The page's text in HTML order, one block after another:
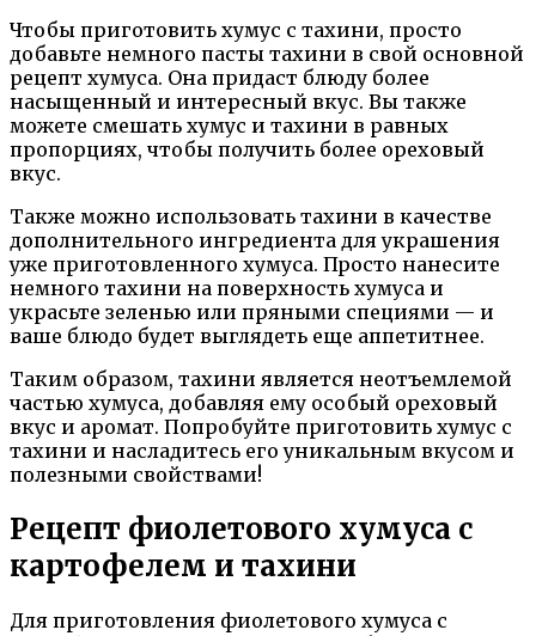
Чтобы приготовить хумус с тахини, просто
добавьте немного пасты тахини в свой основной
рецепт хумуса. Она придаст блюду более
насыщенный и интересный вкус. Вы также
можете смешать хумус и тахини в равных
пропорциях, чтобы получить более ореховый
вкус.
Также можно использовать тахини в качестве
дополнительного ингредиента для украшения
уже приготовленного хумуса. Просто нанесите
немного тахини на поверхность хумуса и
украсьте зеленью или пряными специями — и
ваше блюдо будет выглядеть еще аппетитнее.
Таким образом, тахини является неотъемлемой
частью хумуса, добавляя ему особый ореховый
вкус и аромат. Попробуйте приготовить хумус с
тахини и насладитесь его уникальным вкусом и
полезными свойствами!
Рецепт фиолетового хумуса с
картофелем и тахини
Для приготовления фиолетового хумуса с